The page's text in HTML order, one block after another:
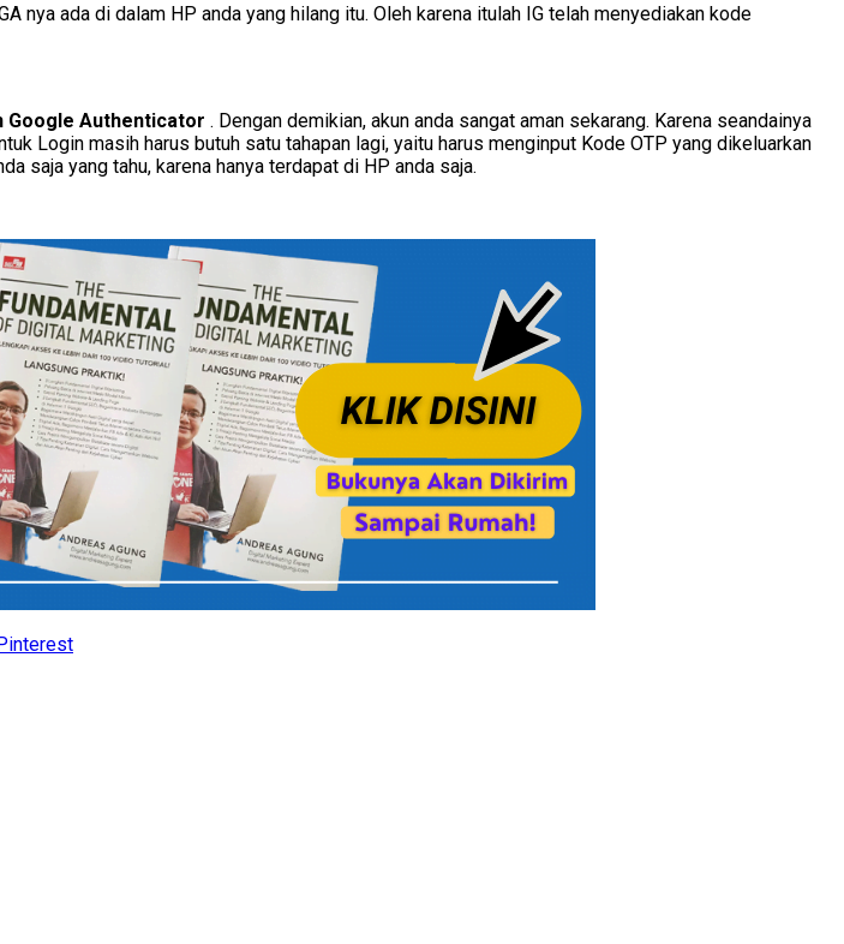
nya ada di dalam HP anda yang hilang itu. Oleh karena itulah IG telah menyediakan kode
Google Authenticator . Dengan demikian, akun anda sangat aman sekarang. Karena seandainya
Login masih harus butuh satu tahapan lagi, yaitu harus menginput Kode OTP yang dikeluarkan
saja yang tahu, karena hanya terdapat di HP anda saja.